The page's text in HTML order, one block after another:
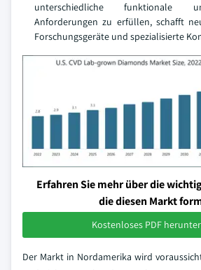
unterschiedliche funktionale
Anforderungen zu erfüllen, schafft
Forschungsgeräte und spezialisierte
Erfahren Sie mehr über die
die diesen Markt
Kostenloses PDF
Der Markt in Nordamerika wird